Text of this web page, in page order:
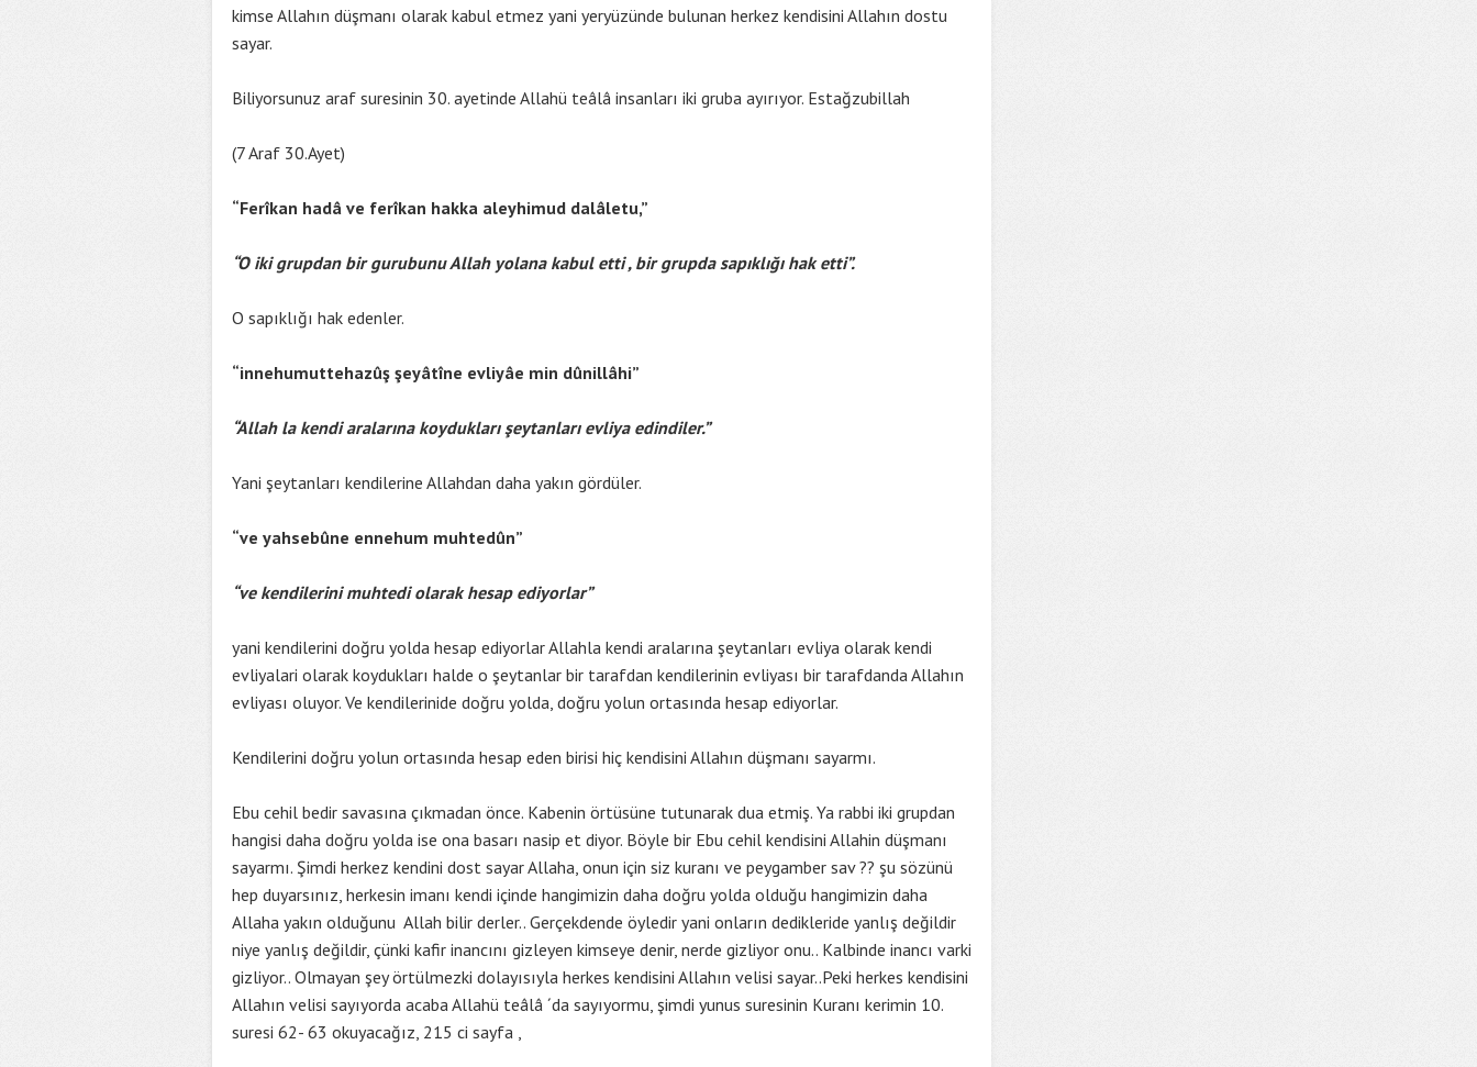
kimse Allahın düşmanı olarak kabul etmez yani yeryüzünde bulunan herkez kendisini Allahın dostu
sayar.
Biliyorsunuz araf suresinin 30. ayetinde Allahü teâlâ insanları iki gruba ayırıyor. Estağzubillah
(7 Araf 30.Ayet)
“Ferîkan hadâ ve ferîkan hakka aleyhimud dalâletu,”
“O iki grupdan bir gurubunu Allah yolana kabul etti , bir grupda sapıklığı hak etti”.
O sapıklığı hak edenler.
“innehumuttehazûş şeyâtîne evliyâe min dûnillâhi”
“Allah la kendi aralarına koydukları şeytanları evliya edindiler.”
Yani şeytanları kendilerine Allahdan daha yakın gördüler.
“ve yahsebûne ennehum muhtedûn”
“ve kendilerini muhtedi olarak hesap ediyorlar”
yani kendilerini doğru yolda hesap ediyorlar Allahla kendi aralarına şeytanları evliya olarak kendi
evliyalari olarak koydukları halde o şeytanlar bir tarafdan kendilerinin evliyası bir tarafdanda Allahın
evliyası oluyor. Ve kendilerinide doğru yolda, doğru yolun ortasında hesap ediyorlar.
Kendilerini doğru yolun ortasında hesap eden birisi hiç kendisini Allahın düşmanı sayarmı.
Ebu cehil bedir savasına çıkmadan önce. Kabenin örtüsüne tutunarak dua etmiş. Ya rabbi iki grupdan
hangisi daha doğru yolda ise ona basarı nasip et diyor. Böyle bir Ebu cehil kendisini Allahin düşmanı
sayarmı. Şimdi herkez kendini dost sayar Allaha, onun için siz kuranı ve peygamber sav ?? şu sözünü
hep duyarsınız, herkesin imanı kendi içinde hangimizin daha doğru yolda olduğu hangimizin daha
Allaha yakın olduğunu Allah bilir derler.. Gerçekdende öyledir yani onların dedikleride yanlış değildir
niye yanlış değildir, çünki kafir inancını gizleyen kimseye denir, nerde gizliyor onu.. Kalbinde inancı varki
gizliyor.. Olmayan şey örtülmezki dolayısıyla herkes kendisini Allahın velisi sayar..Peki herkes kendisini
Allahın velisi sayıyorda acaba Allahü teâlâ ´da sayıyormu, şimdi yunus suresinin Kuranı kerimin 10.
suresi 62- 63 okuyacağız, 215 ci sayfa ,